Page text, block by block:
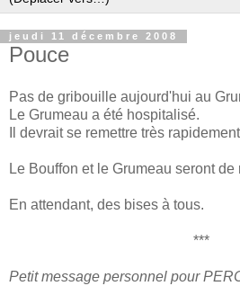
jeudi 11 décembre 2008
Pouce
Pas de gribouille aujourd'hui au
Le Grumeau a été hospitalisé.
Il devrait se remettre très
Le Bouffon et le Grumeau seront de
En attendant, des bises à tous.
***
Petit message personnel pour